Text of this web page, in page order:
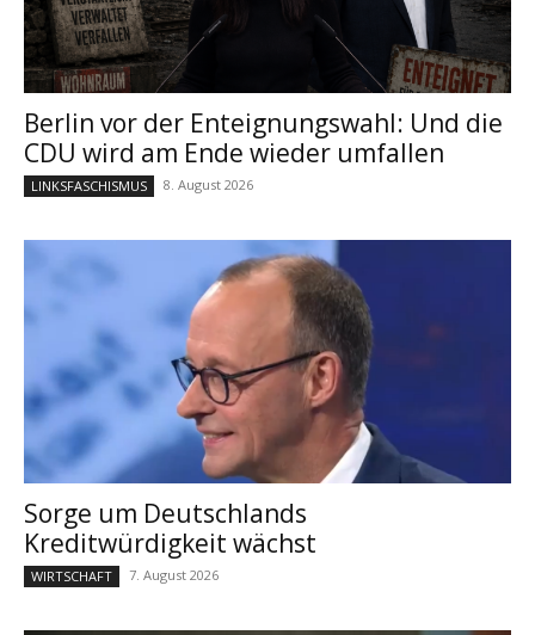
Berlin vor der Enteignungswahl: Und die
CDU wird am Ende wieder umfallen
LINKSFASCHISMUS 8. August 2026
Sorge um Deutschlands
Kreditwürdigkeit wächst
WIRTSCHAFT 7. August 2026